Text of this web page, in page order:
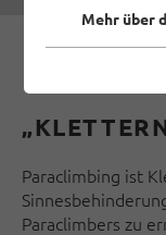
Paraclimbing ist
Paraclimbers zu
Mehr über